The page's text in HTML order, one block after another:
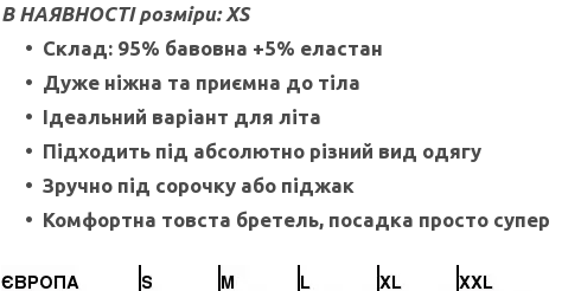
В НАЯВНОСТІ розміри:XS
Склад: 95% бавовна +5% еластан
Дуже ніжна та приємна до тіла
Ідеальний варіант для літа
Підходить під абсолютно різний вид одягу
Зручно під сорочку або піджак
Комфортна товста бретель, посадка просто супер